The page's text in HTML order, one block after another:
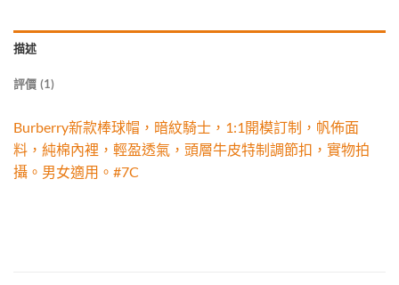
描述
評價 (1)
Burberry新款棒球帽，暗紋騎士，1:1開模訂制，帆佈面
料，純棉內裡，輕盈透氣，頭層牛皮特制調節扣，實物拍
攝。男女適用。#7C